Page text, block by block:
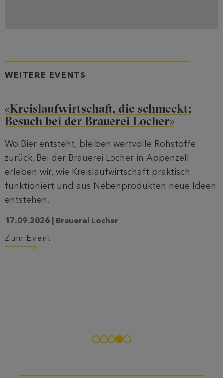
WEITERE EVENTS
«Kreislaufwirtschaft, die schmeckt:
Besuch bei der Brauerei Locher»
Wo Bier entsteht, bleiben wertvolle Rohstoffe
zurück. Bei der Brauerei Locher in Appenzell
erleben wir, wie Kreislaufwirtschaft praktisch
funktioniert und aus Nebenprodukten neue Ideen
entstehen.
17.09.2026 | Brauerei Locher
Zum Event